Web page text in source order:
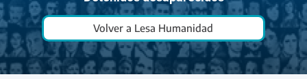
Volver a Lesa Humanidad